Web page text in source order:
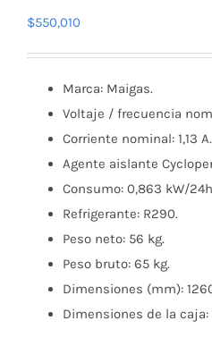
$550,010
Marca: Maigas.
Voltaje / frecuencia
Corriente nominal: 1,13 A.
Agente aislante
Consumo: 0,863 kW/
Refrigerante: R290.
Peso neto: 56 kg.
Peso bruto: 65 kg.
Dimensiones (mm):
Dimensiones de la caja: